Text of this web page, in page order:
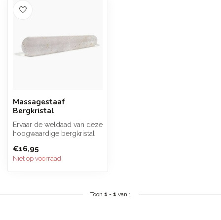
Massagestaaf
Bergkristal
Ervaar de weldaad van deze
hoogwaardige bergkristal
di...
€16,95
Niet op voorraad
Toon 1 - 1 van 1